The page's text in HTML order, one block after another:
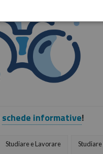
schede informative!
Studiare e Lavorare